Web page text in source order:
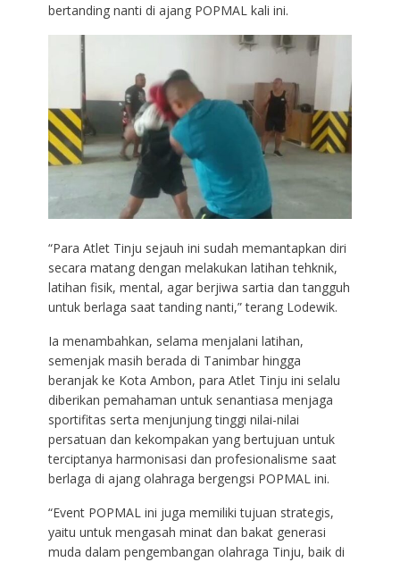
bertanding nanti di ajang POPMAL kali ini.
“Para Atlet Tinju sejauh ini sudah memantapkan diri
secara matang dengan melakukan latihan tehknik,
latihan fisik, mental, agar berjiwa sartia dan tangguh
untuk berlaga saat tanding nanti,” terang Lodewik.
Ia menambahkan, selama menjalani latihan,
semenjak masih berada di Tanimbar hingga
beranjak ke Kota Ambon, para Atlet Tinju ini selalu
diberikan pemahaman untuk senantiasa menjaga
sportifitas serta menjunjung tinggi nilai-nilai
persatuan dan kekompakan yang bertujuan untuk
terciptanya harmonisasi dan profesionalisme saat
berlaga di ajang olahraga bergengsi POPMAL ini.
“Event POPMAL ini juga memiliki tujuan strategis,
yaitu untuk mengasah minat dan bakat generasi
muda dalam pengembangan olahraga Tinju, baik di